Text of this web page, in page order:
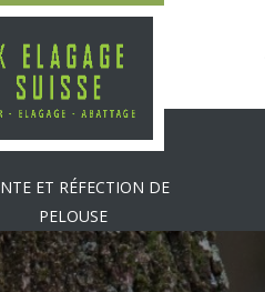
ET RÉFECTION DE
PELOUSE